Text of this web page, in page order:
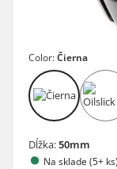
Color:Čierna
Dĺžka:50mm
Na sklade (5+ ks)